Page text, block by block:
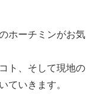
ホーチミンがお気
ト、そして現地の
ていきます。